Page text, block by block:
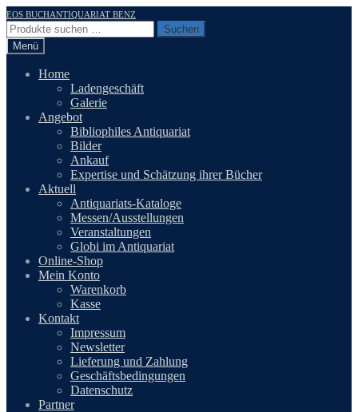
Zur
Navigation
springen
Zum
Inhalt
springen
EOS BUCHANTIQUARIAT BENZ
Suchen
nach:
Suchen
Menü
Home
Ladengeschäft
Galerie
Angebot
Bibliophiles Antiquariat
Bilder
Ankauf
Expertise und Schätzung ihrer Bücher
Aktuell
Antiquariats-Kataloge
Messen/Ausstellungen
Veranstaltungen
Globi im Antiquariat
Online-Shop
Mein Konto
Warenkorb
Kasse
Kontakt
Impressum
Newsletter
Lieferung und Zahlung
Geschäftsbedingungen
Datenschutz
Partner